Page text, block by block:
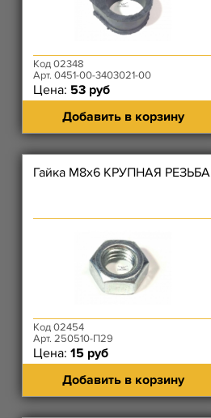
Код 02348
Арт. 0451-00-3403021-00
Цена: 53 руб
Добавить в корзину
Гайка М8х6 КРУПНАЯ РЕЗЬБА
Код 02454
Арт. 250510-П29
Цена: 15 руб
Добавить в корзину